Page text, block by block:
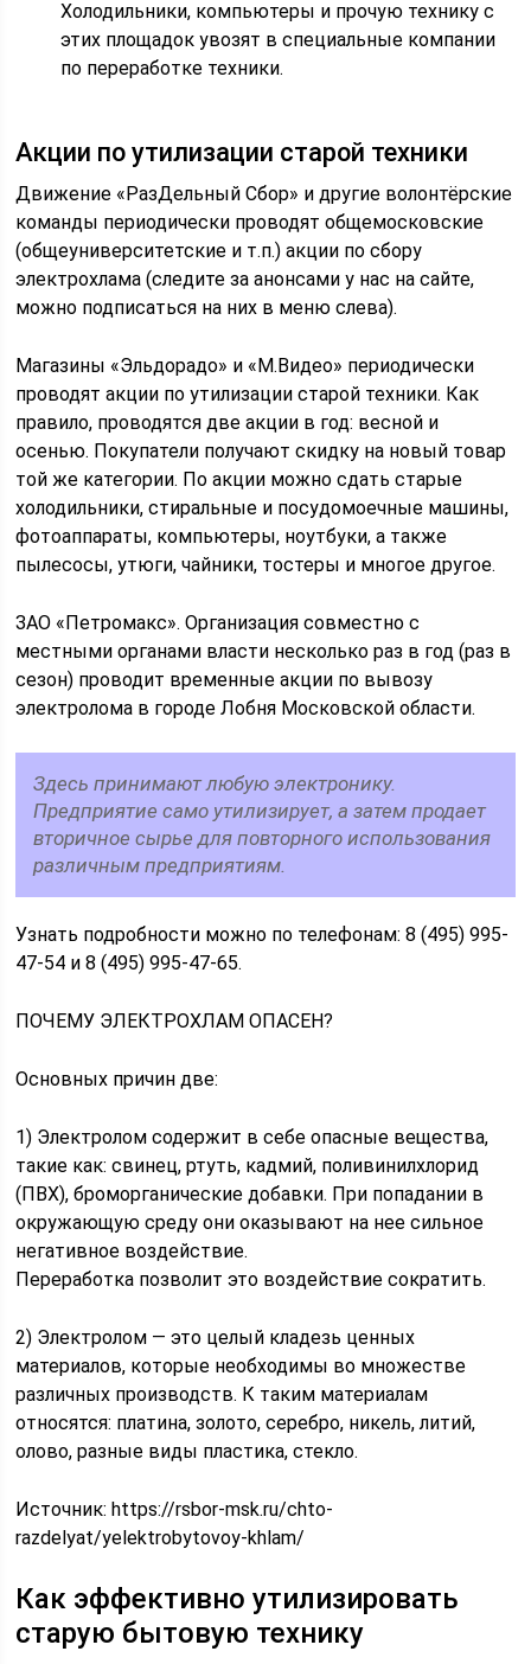
Холодильники, компьютеры и прочую технику с
этих площадок увозят в специальные компании
по переработке техники.
Акции по утилизации старой техники
Движение «РазДельный Сбор» и другие волонтёрские
команды периодически проводят общемосковские
(общеуниверситетские и т.п.) акции по сбору
электрохлама (следите за анонсами у нас на сайте,
можно подписаться на них в меню слева).
Магазины «Эльдорадо» и «М.Видео» периодически
проводят акции по утилизации старой техники. Как
правило, проводятся две акции в год: весной и
осенью. Покупатели получают скидку на новый товар
той же категории. По акции можно сдать старые
холодильники, стиральные и посудомоечные машины,
фотоаппараты, компьютеры, ноутбуки, а также
пылесосы, утюги, чайники, тостеры и многое другое.
ЗАО «Петромакс». Организация совместно с
местными органами власти несколько раз в год (раз в
сезон) проводит временные акции по вывозу
электролома в городе Лобня Московской области.
Здесь принимают любую электронику.
Предприятие само утилизирует, а затем продает
вторичное сырье для повторного использования
различным предприятиям.
Узнать подробности можно по телефонам: 8 (495) 995-
47-54 и 8 (495) 995-47-65.
ПОЧЕМУ ЭЛЕКТРОХЛАМ ОПАСЕН?
Основных причин две:
1) Электролом содержит в себе опасные вещества,
такие как: свинец, ртуть, кадмий, поливинилхлорид
(ПВХ), броморганические добавки. При попадании в
окружающую среду они оказывают на нее сильное
негативное воздействие.
Переработка позволит это воздействие сократить.
2) Электролом — это целый кладезь ценных
материалов, которые необходимы во множестве
различных производств. К таким материалам
относятся: платина, золото, серебро, никель, литий,
олово, разные виды пластика, стекло.
Источник:https://rsbor-msk.ru/chto-
razdelyat/yelektrobytovoy-khlam/
Как эффективно утилизировать
старую бытовую технику